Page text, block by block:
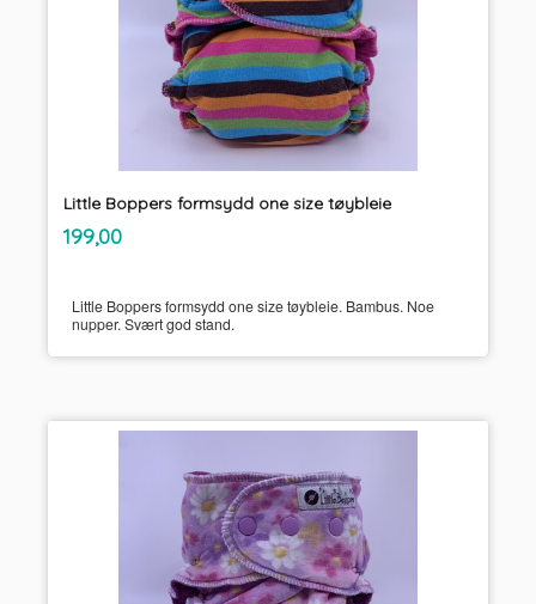
Little Boppers formsydd one size tøybleie
Pris
199,00mva.
Little Boppers formsydd one size tøybleie. Bambus. Noe
nupper. Svært god stand.